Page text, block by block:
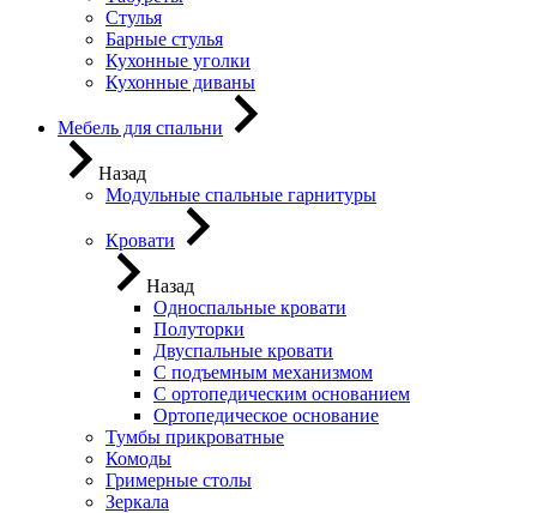
Стулья
Барные стулья
Кухонные уголки
Кухонные диваны
Мебель для спальни
Назад
Модульные спальные гарнитуры
Кровати
Назад
Односпальные кровати
Полуторки
Двуспальные кровати
С подъемным механизмом
С ортопедическим основанием
Ортопедическое основание
Тумбы прикроватные
Комоды
Гримерные столы
Зеркала